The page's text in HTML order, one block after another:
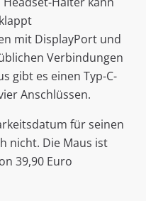
mit DisplayPort und
Verbindungen
gibt es einen Typ-C-
Anschlüssen.
für seinen
nicht. Die Maus ist
39,90 Euro